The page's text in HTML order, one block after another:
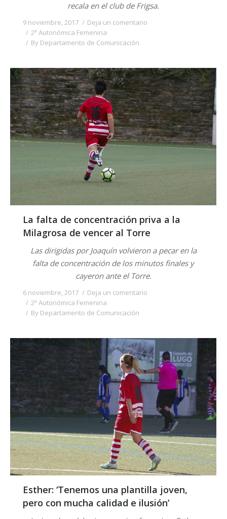
recala en el club de Frigsa.
9 noviembre, 2017
Deja un comentario
2ª Autonómica Femenina
By Departamento de Comunicación
La falta de concentración priva a la
Milagrosa de vencer al Torre
Las dirigidas por Joaquín volvieron a pecar en la
falta de concentración de los minutos finales y
cayeron ante el Torre.
6 noviembre, 2017
Deja un comentario
2ª Autonómica Femenina
By Departamento de Comunicación
Esther: ‘Tenemos una plantilla joven,
pero con mucha calidad e ilusión’